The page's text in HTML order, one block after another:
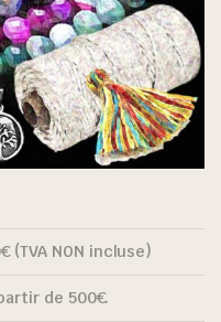
(TVA NON incluse)
de 500€.